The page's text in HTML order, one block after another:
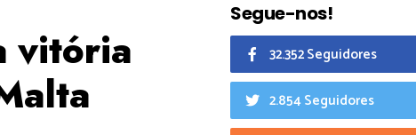
vitória
Segue-nos!
32.352 Seguidores
2.854 Seguidores